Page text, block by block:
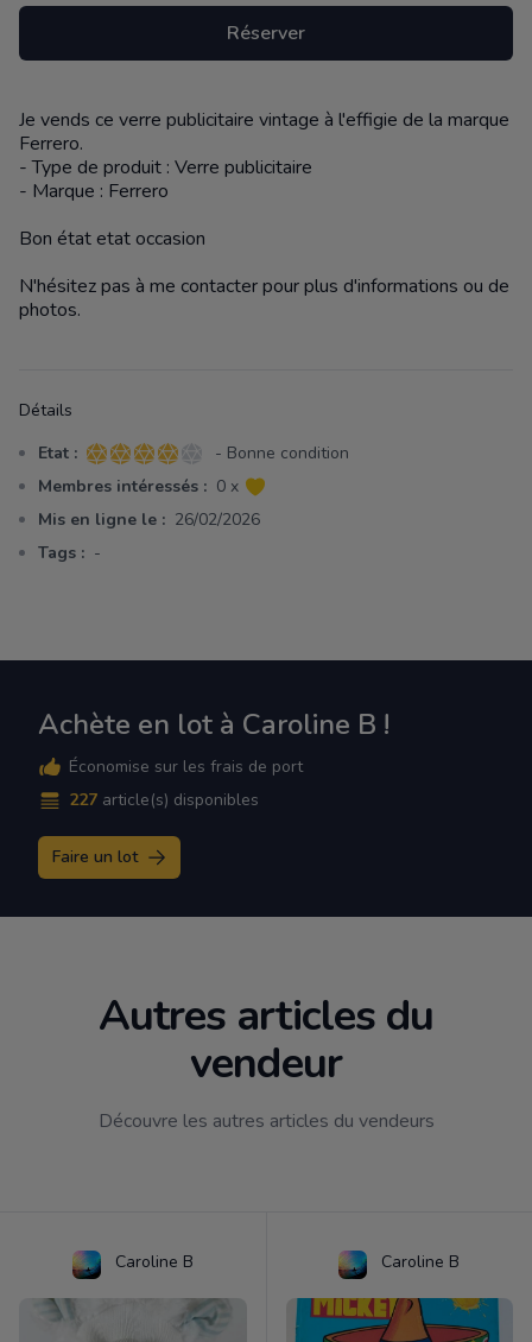
Réserver
Description
Je vends ce verre publicitaire vintage à l'effigie de la marque
Ferrero.
- Type de produit : Verre publicitaire
- Marque : Ferrero
Bon état etat occasion
N'hésitez pas à me contacter pour plus d'informations ou de
photos.
Détails
Etat : 4 sur 5 étoiles
- Bonne condition
Membres intéressés : 0 x
Mis en ligne le : 26/02/2026
Tags : -
Achète en lot à Caroline B !
Économise sur les frais de port
227 article(s) disponibles
Faire un lot
Autres articles du
vendeur
Découvre les autres articles du vendeurs
Caroline B Caroline B